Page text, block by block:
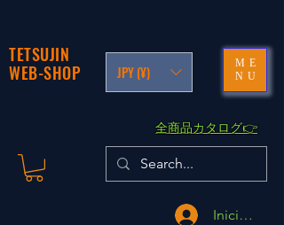
TETSUJIN
WEB-SHOP
JPY (¥)
ME
NU
​全商品カタログ👉
Iniciar